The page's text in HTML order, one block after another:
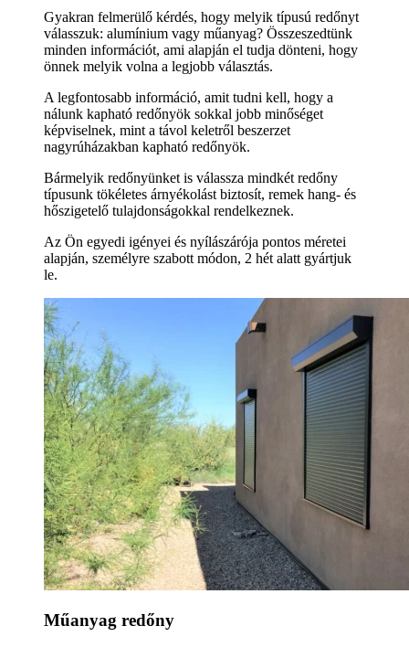
Gyakran felmerülő kérdés, hogy melyik típusú redőnyt
válasszuk: alumínium vagy műanyag? Összeszedtünk
minden információt, ami alapján el tudja dönteni, hogy
önnek melyik volna a legjobb választás.
A legfontosabb információ, amit tudni kell, hogy a
nálunk kapható redőnyök sokkal jobb minőséget
képviselnek, mint a távol keletről beszerzet
nagyrúházakban kapható redőnyök.
Bármelyik redőnyünket is válassza mindkét redőny
típusunk tökéletes árnyékolást biztosít, remek hang- és
hőszigetelő tulajdonságokkal rendelkeznek.
Az Ön egyedi igényei és nyílászárója pontos méretei
alapján, személyre szabott módon, 2 hét alatt gyártjuk
le.
Műanyag redőny